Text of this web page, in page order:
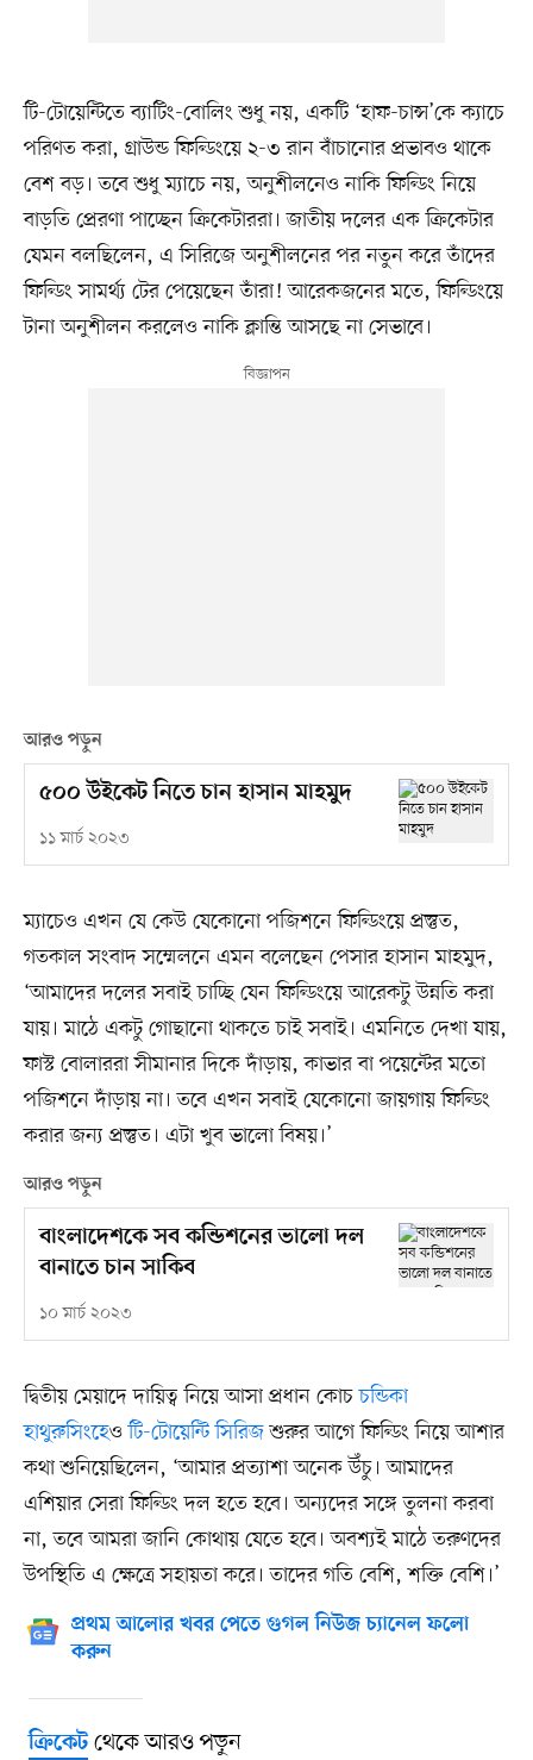
টি-টোয়েন্টিতে ব্যাটিং-বোলিং শুধু নয়, একটি ‘হাফ-চান্স’কে ক্যাচে
পরিণত করা, গ্রাউন্ড ফিল্ডিংয়ে ২-৩ রান বাঁচানোর প্রভাবও থাকে
বেশ বড়। তবে শুধু ম্যাচে নয়, অনুশীলনেও নাকি ফিল্ডিং নিয়ে
বাড়তি প্রেরণা পাচ্ছেন ক্রিকেটাররা। জাতীয় দলের এক ক্রিকেটার
যেমন বলছিলেন, এ সিরিজে অনুশীলনের পর নতুন করে তাঁদের
ফিল্ডিং সামর্থ্য টের পেয়েছেন তাঁরা! আরেকজনের মতে, ফিল্ডিংয়ে
টানা অনুশীলন করলেও নাকি ক্লান্তি আসছে না সেভাবে।
আরও পড়ুন
৫০০ উইকেট নিতে চান হাসান মাহমুদ
১১ মার্চ ২০২৩
ম্যাচেও এখন যে কেউ যেকোনো পজিশনে ফিল্ডিংয়ে প্রস্তুত,
গতকাল সংবাদ সম্মেলনে এমন বলেছেন পেসার হাসান মাহমুদ,
‘আমাদের দলের সবাই চাচ্ছি যেন ফিল্ডিংয়ে আরেকটু উন্নতি করা
যায়। মাঠে একটু গোছানো থাকতে চাই সবাই। এমনিতে দেখা যায়,
ফাস্ট বোলাররা সীমানার দিকে দাঁড়ায়, কাভার বা পয়েন্টের মতো
পজিশনে দাঁড়ায় না। তবে এখন সবাই যেকোনো জায়গায় ফিল্ডিং
করার জন্য প্রস্তুত। এটা খুব ভালো বিষয়।’
আরও পড়ুন
বাংলাদেশকে সব কন্ডিশনের ভালো দল
বানাতে চান সাকিব
১০ মার্চ ২০২৩
দ্বিতীয় মেয়াদে দায়িত্ব নিয়ে আসা প্রধান কোচচন্ডিকা
হাথুরুসিংহেওটি-টোয়েন্টি সিরিজশুরুর আগে ফিল্ডিং নিয়ে আশার
কথা শুনিয়েছিলেন, ‘আমার প্রত্যাশা অনেক উঁচু। আমাদের
এশিয়ার সেরা ফিল্ডিং দল হতে হবে। অন্যদের সঙ্গে তুলনা করবা
না, তবে আমরা জানি কোথায় যেতে হবে। অবশ্যই মাঠে তরুণদের
উপস্থিতি এ ক্ষেত্রে সহায়তা করে। তাদের গতি বেশি, শক্তি বেশি।’
প্রথম আলোর খবর পেতে গুগল নিউজ চ্যানেল ফলো
করুন
ক্রিকেটথেকে আরও পড়ুন